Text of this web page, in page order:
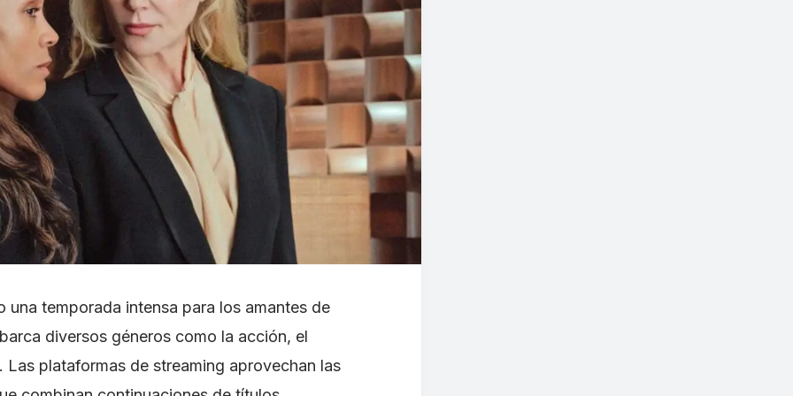
temporada intensa para los amantes de
diversos géneros como la acción, el
plataformas de streaming aprovechan las